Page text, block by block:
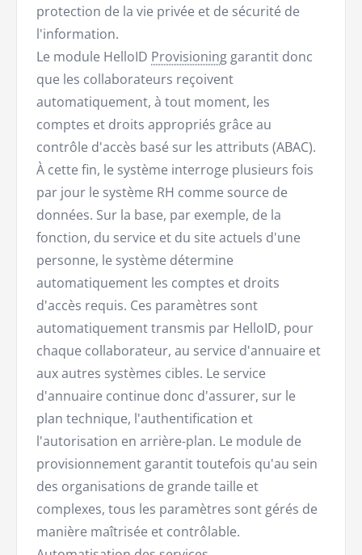
protection de la vie privée et de sécurité de
l'information.
Le module HelloID Provisioning garantit donc
que les collaborateurs reçoivent
automatiquement, à tout moment, les
comptes et droits appropriés grâce au
contrôle d'accès basé sur les attributs (ABAC).
À cette fin, le système interroge plusieurs fois
par jour le système RH comme source de
données. Sur la base, par exemple, de la
fonction, du service et du site actuels d'une
personne, le système détermine
automatiquement les comptes et droits
d'accès requis. Ces paramètres sont
automatiquement transmis par HelloID, pour
chaque collaborateur, au service d'annuaire et
aux autres systèmes cibles. Le service
d'annuaire continue donc d'assurer, sur le
plan technique, l'authentification et
l'autorisation en arrière-plan. Le module de
provisionnement garantit toutefois qu'au sein
des organisations de grande taille et
complexes, tous les paramètres sont gérés de
manière maîtrisée et contrôlable.